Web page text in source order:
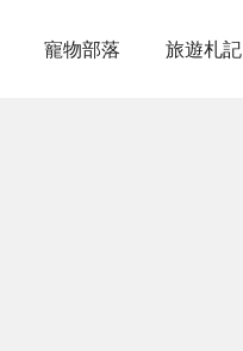
寵物部落 旅遊札記